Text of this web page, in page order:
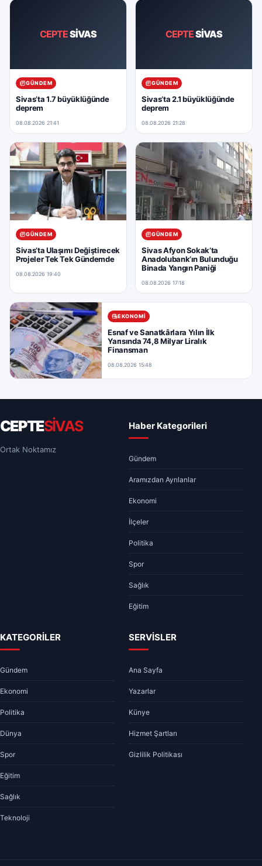
CEPTESİVAS
GÜNDEM
Sivas’ta 1.7 büyüklüğünde
deprem
08.08.2026 21:41
CEPTESİVAS
GÜNDEM
Sivas’ta 2.1 büyüklüğünde
deprem
08.08.2026 21:28
GÜNDEM
Sivas’ta Ulaşımı Değiştirecek
Projeler Tek Tek Gündemde
08.08.2026 19:40
GÜNDEM
Sivas Afyon Sokak’ta
Anadolubank’ın Bulunduğu
Binada Yangın Paniği
08.08.2026 17:18
EKONOMI
Esnaf ve Sanatkârlara Yılın İlk
Yarısında 74,8 Milyar Liralık
Finansman
08.08.2026 15:48
CEPTESİVAS
Ortak Noktamız
Haber Kategorileri
Gündem
Aramızdan Ayrılanlar
Ekonomi
İlçeler
Politika
Spor
Sağlık
Eğitim
KATEGORİLER
Gündem
Ekonomi
Politika
Dünya
Spor
Eğitim
Sağlık
Teknoloji
SERVİSLER
Ana Sayfa
Yazarlar
Künye
Hizmet Şartları
Gizlilik Politikası